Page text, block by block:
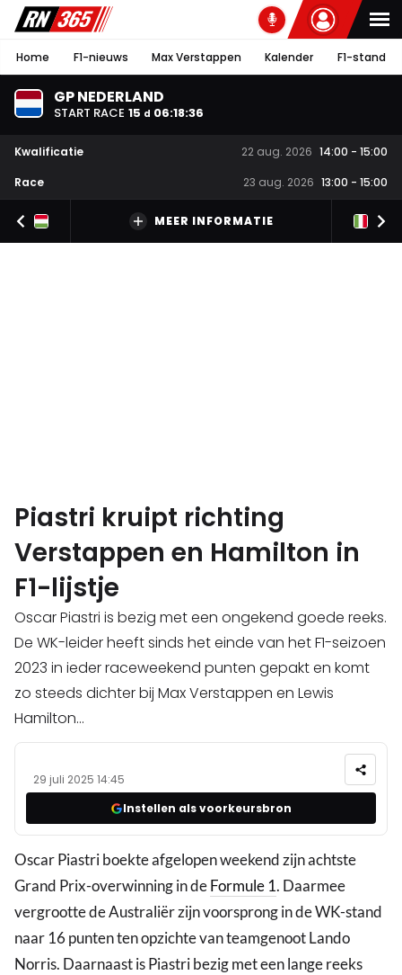
Home F1-nieuws Max Verstappen Kalender F1-stand
GP NEDERLAND
START RACE 15 d 06:18:35
Kwalificatie 22 aug. 2026 14:00 - 15:00
Race
23 aug. 2026 13:00 - 15:00
MEER INFORMATIE
Piastri kruipt richting
Verstappen en Hamilton in
F1-lijstje
Oscar Piastri is bezig met een ongekend goede reeks.
De WK-leider heeft sinds het einde van het F1-seizoen
2023 in ieder raceweekend punten gepakt en komt
zo steeds dichter bij Max Verstappen en Lewis
Hamilton...
29 juli 2025 14:45
Instellen als voorkeursbron
Oscar Piastri boekte afgelopen weekend zijn achtste
Grand Prix-overwinning in deFormule 1. Daarmee
vergrootte de Australiër zijn voorsprong in de WK-stand
naar 16 punten ten opzichte van teamgenoot Lando
Norris. Daarnaast is Piastri bezig met een lange reeks